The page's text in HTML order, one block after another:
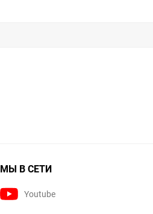
МЫ В СЕТИ
Youtube